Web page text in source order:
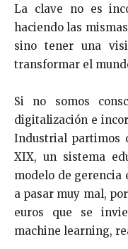
La clave no es
haciendo las
sino tener una
transformar el
Si no somos
digitalización e
Industrial partimos
XIX, un sistema
modelo de gerencia
a pasar muy mal,
euros que se
machine learning,